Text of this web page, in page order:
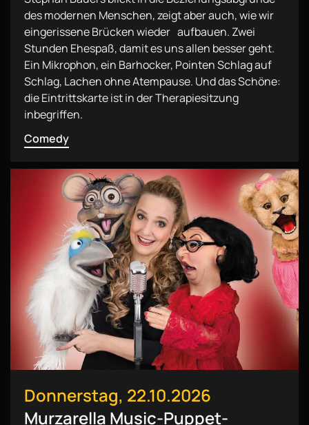
des modernen Menschen, zeigt aber auch, wie wir
eingerissene Brücken wieder aufbauen. Zwei
Stunden Ehespaß, damit es uns allen besser geht.
Ein Mikrophon, ein Barhocker, Pointen Schlag auf
Schlag, Lachen ohne Atempause. Und das Schöne:
die Eintrittskarte ist in der Therapiesitzung
inbegriffen.
Comedy
Donnerstag, 22.10.2026
Murzarella Music-Puppet-